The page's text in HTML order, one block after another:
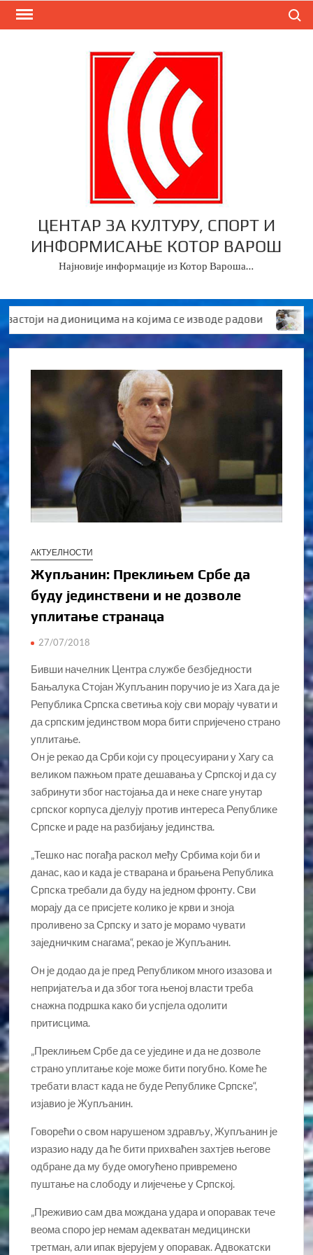
Skip
ЦЕНТАР ЗА КУЛТУРУ, СПОРТ И
ИНФОРМИСАЊЕ КОТОР ВАРОШ
Најновије информације из Котор Вароша…
на дионицима на којима се изводе радови
АКТУЕЛНОСТИ
Жупљанин: Преклињем Србе да
буду јединствени и не дозволе
уплитање странаца
27/07/2018
Бивши начелник Центра службе безбједности
Бањалука Стојан Жупљанин поручио је из Хага да је
Република Српска светиња коју сви морају чувати и
да српским јединством мора бити спријечено страно
уплитање.
Он је рекао да Срби који су процесуирани у Хагу са
великом пажњом прате дешавања у Српској и да су
забринути због настојања да и неке снаге унутар
српског корпуса дјелују против интереса Републике
Српске и раде на разбијању јединства.
„Тешко нас погађа раскол међу Србима који би и
данас, као и када је стварана и брањена Република
Српска требали да буду на једном фронту. Сви
морају да се присјете колико је крви и зноја
проливено за Српску и зато је морамо чувати
заједничким снагама“, рекао је Жупљанин.
Он је додао да је пред Републиком много изазова и
непријатеља и да због тога њеној власти треба
снажна подршка како би успјела одолити
притисцима.
„Преклињем Србе да се уједине и да не дозволе
страно уплитање које може бити погубно. Коме ће
требати власт када не буде Републике Српске“,
изјавио је Жупљанин.
Говорећи о свом нарушеном здрављу, Жупљанин је
изразио наду да ће бити прихваћен захтјев његове
одбране да му буде омогућено привремено
пуштање на слободу и лијечење у Српској.
„Преживио сам два мождана удара и опоравак тече
веома споро јер немам адекватан медицински
третман, али ипак вјерујем у опоравак. Адвокатски